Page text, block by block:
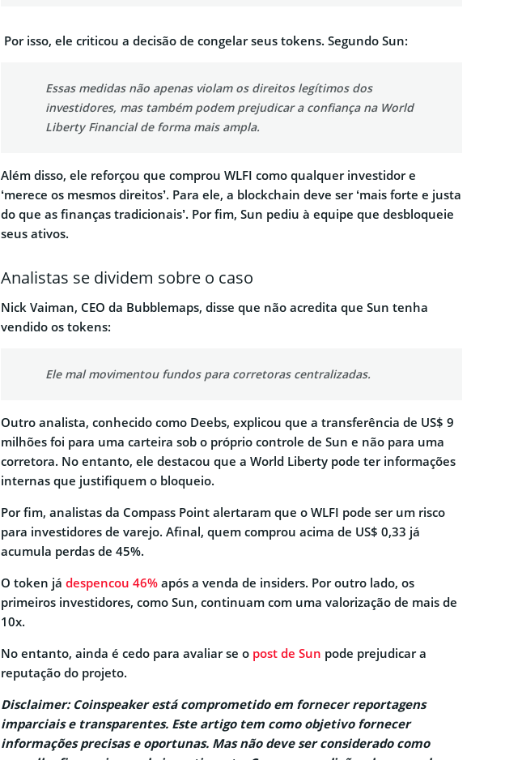
Por isso, ele criticou a decisão de congelar seus tokens. Segundo Sun:
Essas medidas não apenas violam os direitos legítimos dos
investidores, mas também podem prejudicar a confiança na World
Liberty Financial de forma mais ampla.
Além disso, ele reforçou que comprou WLFI como qualquer investidor e
‘merece os mesmos direitos’. Para ele, a blockchain deve ser ‘mais forte e justa
do que as finanças tradicionais’. Por fim, Sun pediu à equipe que desbloqueie
seus ativos.
Analistas se dividem sobre o caso
Nick Vaiman, CEO da Bubblemaps, disse que não acredita que Sun tenha
vendido os tokens:
Ele mal movimentou fundos para corretoras centralizadas.
Outro analista, conhecido como Deebs, explicou que a transferência de US$ 9
milhões foi para uma carteira sob o próprio controle de Sun e não para uma
corretora. No entanto, ele destacou que a World Liberty pode ter informações
internas que justifiquem o bloqueio.
Por fim, analistas da Compass Point alertaram que o WLFI pode ser um risco
para investidores de varejo. Afinal, quem comprou acima de US$ 0,33 já
acumula perdas de 45%.
O token já despencou 46% após a venda de insiders. Por outro lado, os
primeiros investidores, como Sun, continuam com uma valorização de mais de
10x.
No entanto, ainda é cedo para avaliar se o post de Sun pode prejudicar a
reputação do projeto.
Disclaimer: Coinspeaker está comprometido em fornecer reportagens
imparciais e transparentes. Este artigo tem como objetivo fornecer
informações precisas e oportunas. Mas não deve ser considerado como